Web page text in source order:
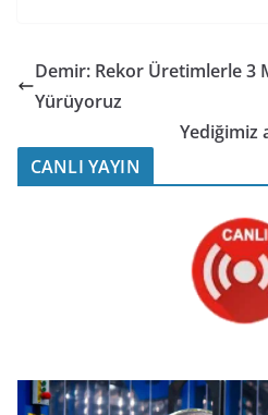
Demir: Rekor Üretimlerle 3
Yürüyoruz
Yediğimiz
CANLI YAYIN